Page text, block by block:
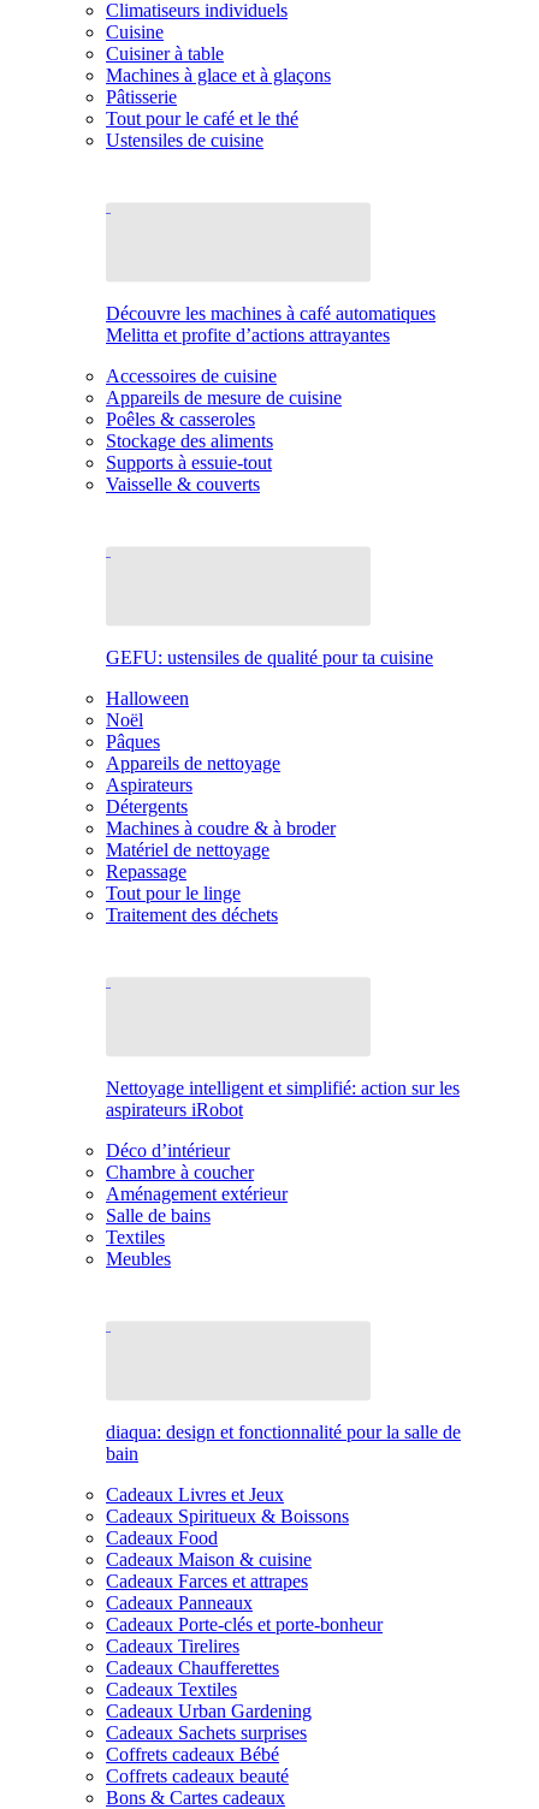
Climatiseurs individuels
Cuisine
Cuisiner à table
Machines à glace et à glaçons
Pâtisserie
Tout pour le café et le thé
Ustensiles de cuisine
Découvre les machines à café automatiques
Melitta et profite d’actions attrayantes
Accessoires de cuisine
Appareils de mesure de cuisine
Poêles & casseroles
Stockage des aliments
Supports à essuie-tout
Vaisselle & couverts
GEFU: ustensiles de qualité pour ta cuisine
Halloween
Noël
Pâques
Appareils de nettoyage
Aspirateurs
Détergents
Machines à coudre & à broder
Matériel de nettoyage
Repassage
Tout pour le linge
Traitement des déchets
Nettoyage intelligent et simplifié: action sur les
aspirateurs iRobot
Déco d’intérieur
Chambre à coucher
Aménagement extérieur
Salle de bains
Textiles
Meubles
diaqua: design et fonctionnalité pour la salle de
bain
Cadeaux Livres et Jeux
Cadeaux Spiritueux & Boissons
Cadeaux Food
Cadeaux Maison & cuisine
Cadeaux Farces et attrapes
Cadeaux Panneaux
Cadeaux Porte-clés et porte-bonheur
Cadeaux Tirelires
Cadeaux Chaufferettes
Cadeaux Textiles
Cadeaux Urban Gardening
Cadeaux Sachets surprises
Coffrets cadeaux Bébé
Coffrets cadeaux beauté
Bons & Cartes cadeaux